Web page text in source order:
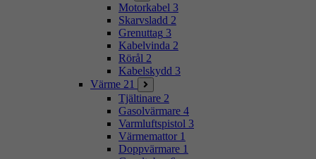
Motorkabel 3
Skarvsladd 2
Grenuttag 3
Kabelvinda 2
Rörål 2
Kabelskydd 3
Värme 21
Tjältinare 2
Gasolvärmare 4
Varmluftspistol 3
Värmemattor 1
Doppvärmare 1